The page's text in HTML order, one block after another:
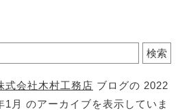
式会社木村工務店 ブログの 2022
1月 のアーカイブを表示していま